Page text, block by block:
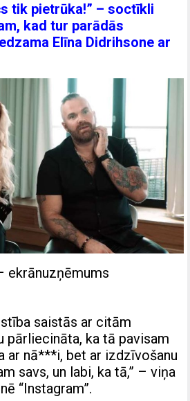
tik pietrūka!” – soctīkli
kad tur parādās
Elīna Didrihsone ar
ekrānuzņēmums
saistās ar citām
pārliecināta, ka tā pavisam
ar nā***i, bet ar izdzīvošanu
savs, un labi, ka tā,” – viņa
“Instagram”.